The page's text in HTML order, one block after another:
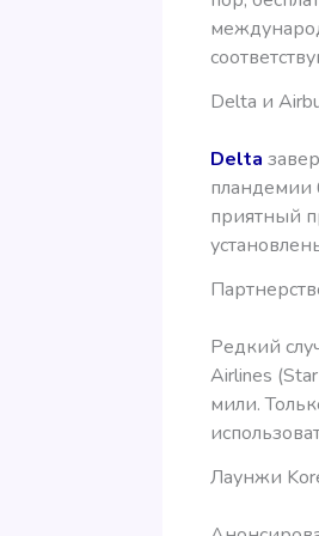
Delta и
Delta
пландемии
приятный
Редкий
Airlines
мили.
Лаунжи